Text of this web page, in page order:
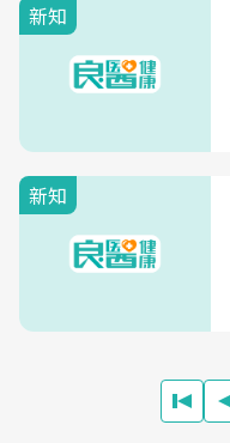
新知
新知